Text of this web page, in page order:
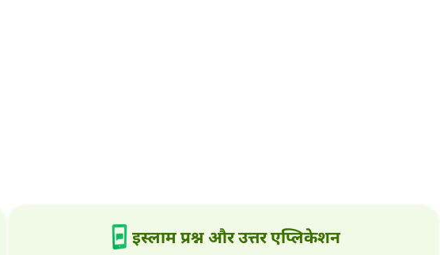
इस्लाम प्रश्न और उत्तर एप्लिकेशन